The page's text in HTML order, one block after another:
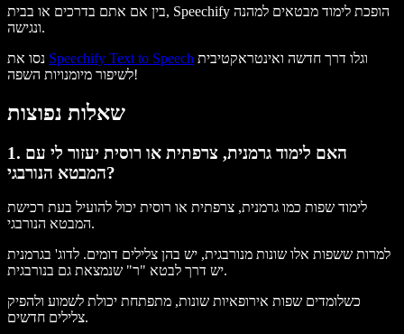
בין אם אתם בדרכים או בבית, Speechify הופכת לימוד מבטאים למהנה
ונגישה.
Speechify Text to Speech
לשיפור מיומנויות השפה!
שאלות נפוצות
1. האם לימוד גרמנית, צרפתית או רוסית יעזור לי עם
המבטא הנורבגי?
לימוד שפות כמו גרמנית, צרפתית או רוסית יכול להועיל בעת רכישת
המבטא הנורבגי.
למרות ששפות אלו שונות מנורבגית, יש בהן צלילים דומים. לדוג' בגרמנית
יש דרך לבטא "ר" שנמצאת גם בנורבגית.
כשלומדים שפות אירופאיות שונות, מתפתחת יכולת לשמוע ולהפיק
צלילים חדשים.